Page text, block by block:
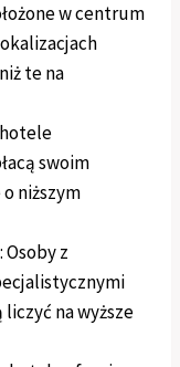
w centrum
te na
swoim
niższym
: Osoby z
na wyższe